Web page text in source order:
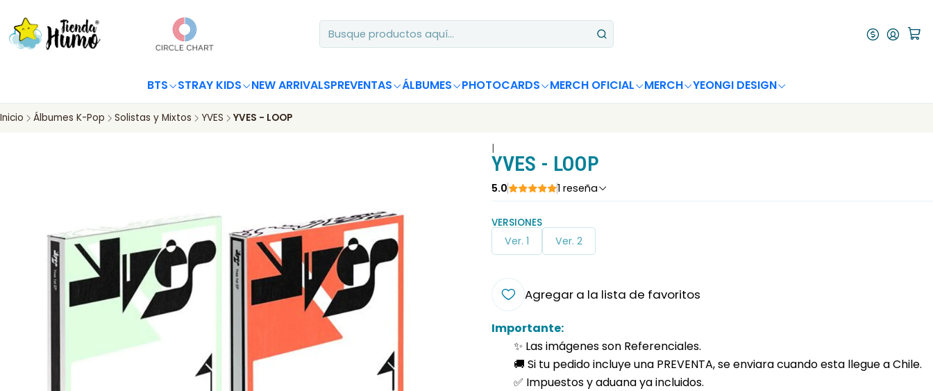
BTS STRAY KIDS NEW ARRIVALSPREVENTAS ÁLBUMES PHOTOCARDS MERCH OFICIAL MERCH YEONGI DESIGN
Inicio Álbumes K-Pop Solistas y Mixtos YVES YVES - LOOP
|
YVES - LOOP
5.0 1 reseña
VERSIONES
Ver. 1 Ver. 2
Agregar a la lista de favoritos
Importante:
✨ Las imágenes son Referenciales.
🚚 Si tu pedido incluye una PREVENTA, se enviara cuando esta llegue a Chile.
✅ Impuestos y aduana ya incluidos.